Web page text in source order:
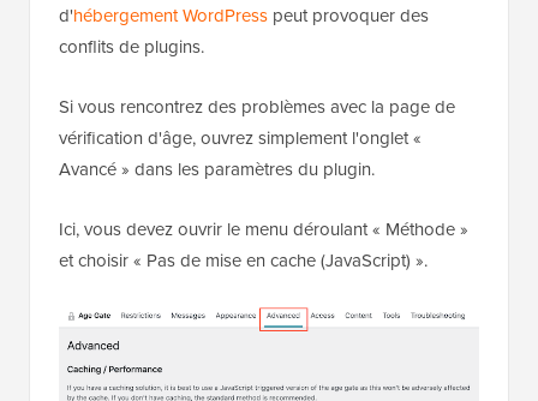
d'hébergement WordPress peut provoquer des
conflits de plugins.
Si vous rencontrez des problèmes avec la page de
vérification d'âge, ouvrez simplement l'onglet «
Avancé » dans les paramètres du plugin.
Ici, vous devez ouvrir le menu déroulant « Méthode »
et choisir « Pas de mise en cache (JavaScript) ».